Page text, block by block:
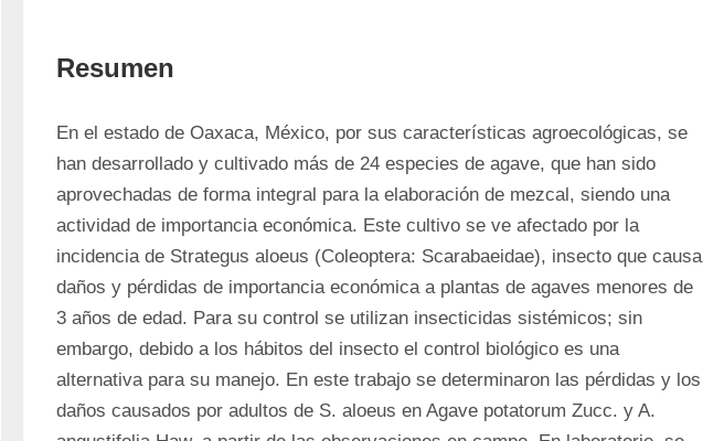
Resumen
En el estado de Oaxaca, México, por sus características agroecológicas, se
han desarrollado y cultivado más de 24 especies de agave, que han sido
aprovechadas de forma integral para la elaboración de mezcal, siendo una
actividad de importancia económica. Este cultivo se ve afectado por la
incidencia de Strategus aloeus (Coleoptera: Scarabaeidae), insecto que causa
daños y pérdidas de importancia económica a plantas de agaves menores de
3 años de edad. Para su control se utilizan insecticidas sistémicos; sin
embargo, debido a los hábitos del insecto el control biológico es una
alternativa para su manejo. En este trabajo se determinaron las pérdidas y los
daños causados por adultos de S. aloeus en Agave potatorum Zucc. y A.